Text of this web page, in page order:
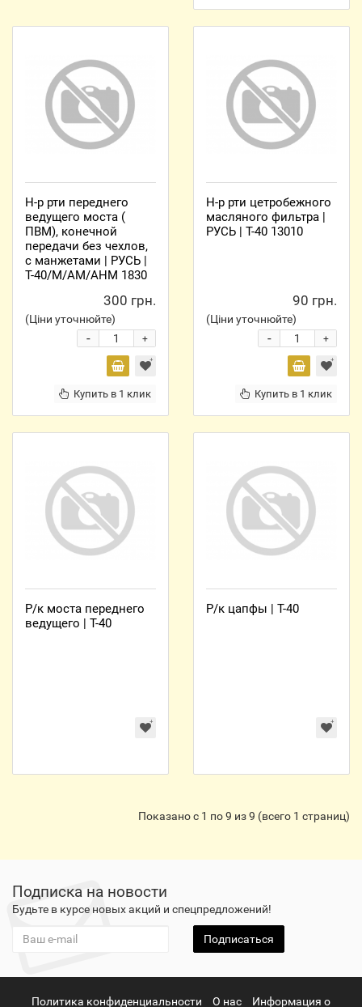
Н-р рти переднего
ведущего моста (
ПВМ), конечной
передачи без чехлов,
с манжетами | РУСЬ |
Т-40/М/АМ/АНМ 1830
300 грн.
(Ціни уточнюйте)
+
-
Купить в 1 клик
Н-р рти цетробежного
масляного фильтра |
РУСЬ | Т-40 13010
90 грн.
(Ціни уточнюйте)
+
-
Купить в 1 клик
Р/к моста переднего
ведущего | Т-40
Р/к цапфы | Т-40
Показано с 1 по 9 из 9 (всего 1 страниц)
Подписка на новости
Будьте в курсе новых акций и спецпредложений!
Подписаться
Политика конфиденциальности О нас Информация о